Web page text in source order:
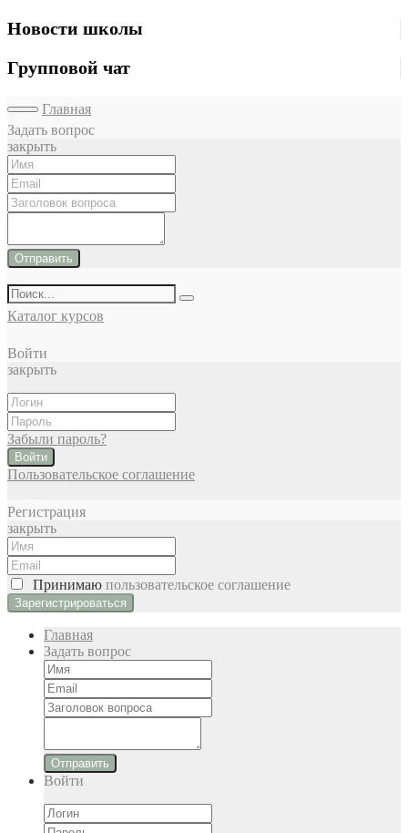
Новости школы
Групповой чат
Главная
Задать вопрос
закрыть
Отправить
Каталог курсов
Войти
закрыть
Забыли пароль?
Войти
Пользовательское соглашение
Регистрация
закрыть
Принимаю пользовательское соглашение
Главная
Задать вопрос
Отправить
Войти